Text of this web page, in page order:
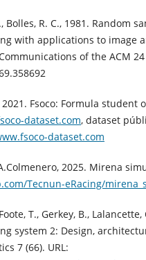
Bolles, R. C., 1981. Random
with applications to image
of the ACM 24
2021. Fsoco: Formula
dataset.com, dataset
dataset.com
2025. Mirena
Tecnun-eRacing/
T., Gerkey, B.,
system 2: Design,
7 (66). URL: